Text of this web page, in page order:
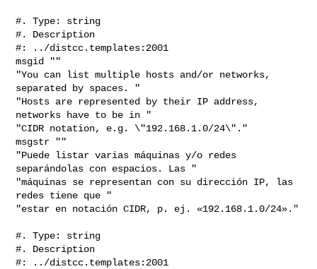
#. Type: string
#. Description
#: ../distcc.templates:2001
msgid ""
"You can list multiple hosts and/or networks,
separated by spaces. "
"Hosts are represented by their IP address,
networks have to be in "
"CIDR notation, e.g. \"192.168.1.0/24\"."
msgstr ""
"Puede listar varias máquinas y/o redes
separándolas con espacios. Las "
"máquinas se representan con su dirección IP, las
redes tiene que "
"estar en notación CIDR, p. ej. «192.168.1.0/24»."
#. Type: string
#. Description
#: ../distcc.templates:2001